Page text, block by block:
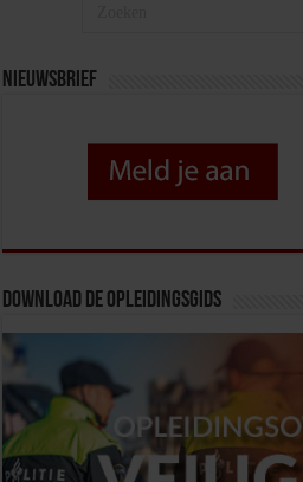
Nieuwsbrief
Download de opleidingsgids